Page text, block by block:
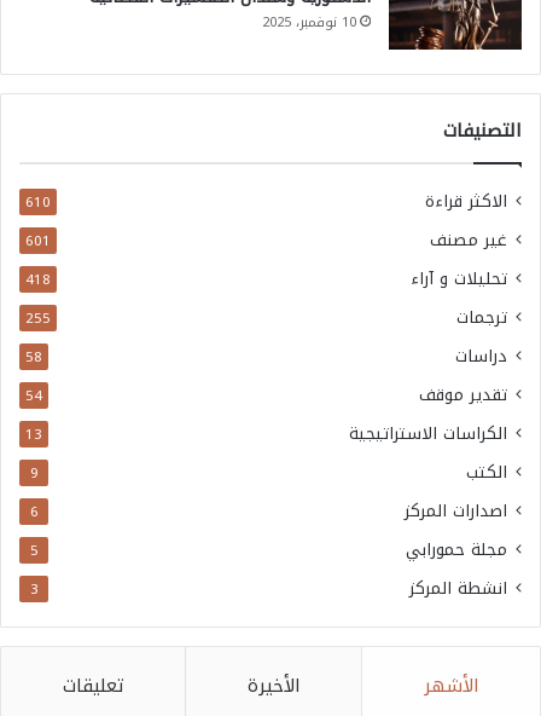
10 نوفمبر، 2025
التصنيفات
الاكثر قراءة 610
غير مصنف 601
تحليلات و آراء 418
ترجمات 255
دراسات 58
تقدير موقف 54
الكراسات الاستراتيجية 13
الكتب 9
اصدارات المركز 6
مجلة حمورابي 5
انشطة المركز 3
الأشهر الأخيرة تعليقات